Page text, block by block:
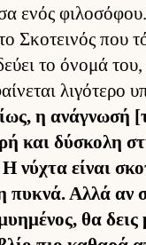
ενός
Σκοτει­νός που
το όνομά
λιγότερο
η ανάγνωσή
και δύσκολη
νύχτα εί­ναι
πυκνά. Αλλά αν
θα δεις